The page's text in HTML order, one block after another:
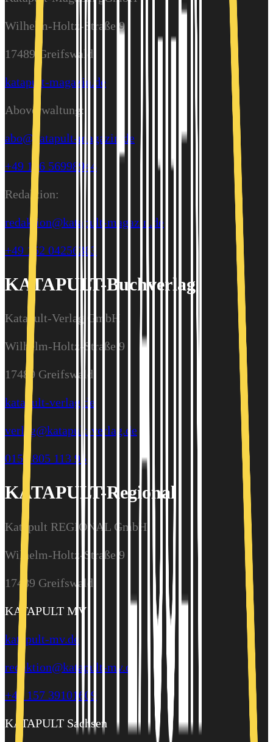
Wilhelm-Holtz-Straße 9
17489 Greifswald
katapult-magazin.de
Aboverwaltung:
abo@katapult-magazin.de
+49 176 56998944
Redaktion:
redaktion@katapult-magazin.de
+49 152 04256363
KATAPULT-Buchverlag
Katapult-Verlag GmbH
Wilhelm-Holtz-Straße 9
17489 Greifswald
katapult-verlag.de
verlag@katapult-verlag.de
0157 805 113 95
KATAPULT-Regional
Katapult REGIONAL GmbH
Wilhelm-Holtz-Straße 9
17489 Greifswald
KATAPULT MV
katapult-mv.de
redaktion@katapult-mv.de
+49 157 39101609
KATAPULT Sachsen